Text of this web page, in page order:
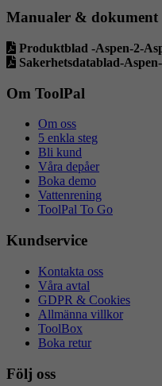
Manualer & dokument
Produktblad -Aspen-2-
Sakerhetsdatablad-
Om ToolPal
Om oss
5 enkla steg
Bli kund
Våra depåer
Boka demo
Vattenrening
ToolPal To Go
Kundservice
Kontakta oss
Våra avtal
GDPR & Cookies
Allmänna villkor
ToolBox
Boka retur
Följ oss